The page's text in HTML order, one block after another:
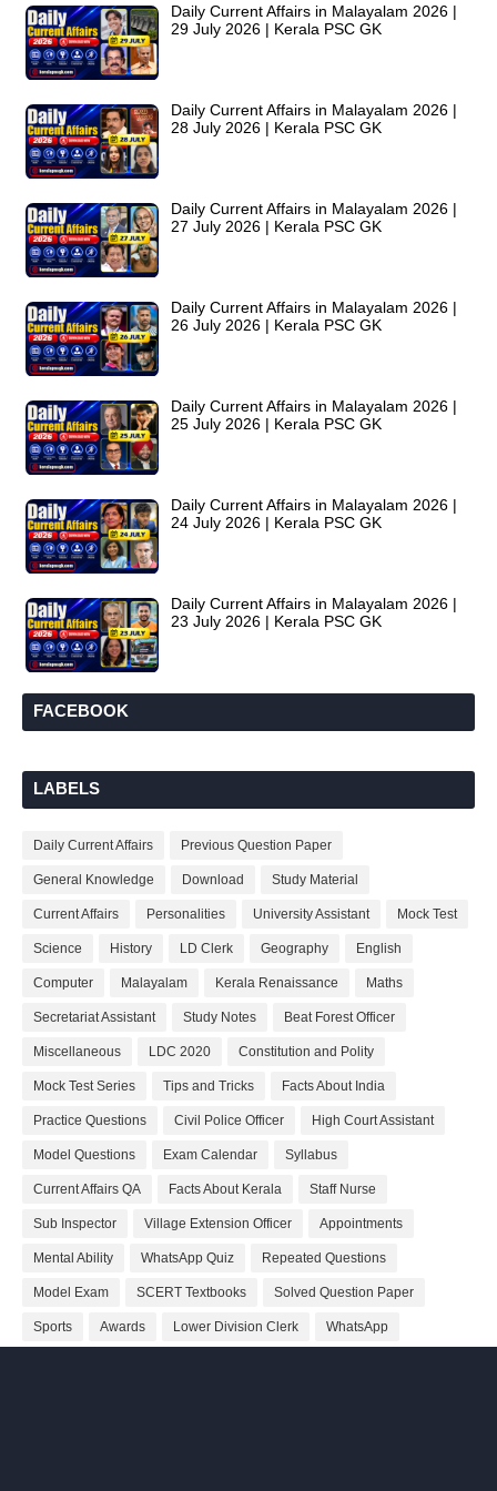
Daily Current Affairs in Malayalam 2026 |
29 July 2026 | Kerala PSC GK
Daily Current Affairs in Malayalam 2026 |
28 July 2026 | Kerala PSC GK
Daily Current Affairs in Malayalam 2026 |
27 July 2026 | Kerala PSC GK
Daily Current Affairs in Malayalam 2026 |
26 July 2026 | Kerala PSC GK
Daily Current Affairs in Malayalam 2026 |
25 July 2026 | Kerala PSC GK
Daily Current Affairs in Malayalam 2026 |
24 July 2026 | Kerala PSC GK
Daily Current Affairs in Malayalam 2026 |
23 July 2026 | Kerala PSC GK
FACEBOOK
LABELS
Daily Current Affairs Previous Question Paper
General Knowledge Download Study Material
Current Affairs Personalities University Assistant Mock Test
Science History LD Clerk Geography English
Computer Malayalam Kerala Renaissance Maths
Secretariat Assistant Study Notes Beat Forest Officer
Miscellaneous LDC 2020 Constitution and Polity
Mock Test Series Tips and Tricks Facts About India
Practice Questions Civil Police Officer High Court Assistant
Model Questions Exam Calendar Syllabus
Current Affairs QA Facts About Kerala Staff Nurse
Sub Inspector Village Extension Officer Appointments
Mental Ability WhatsApp Quiz Repeated Questions
Model Exam SCERT Textbooks Solved Question Paper
Sports Awards Lower Division Clerk WhatsApp